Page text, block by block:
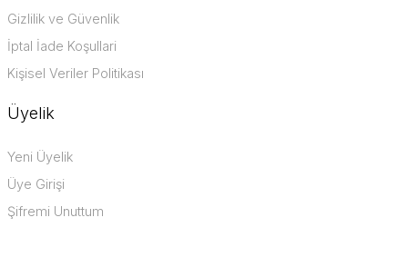
Gizlilik ve Güvenlik
İptal İade Koşullari
Kişisel Veriler Politikası
Üyelik
Yeni Üyelik
Üye Girişi
Şifremi Unuttum